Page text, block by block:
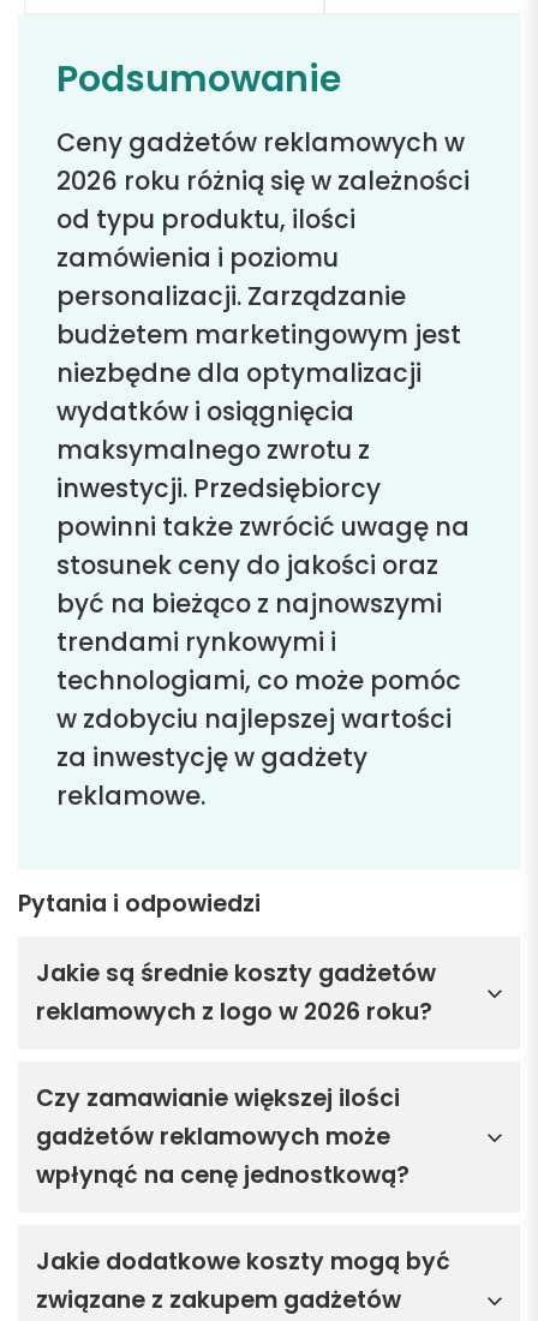
Podsumowanie
Ceny gadżetów reklamowych w
2026 roku różnią się w zależności
od typu produktu, ilości
zamówienia i poziomu
personalizacji. Zarządzanie
budżetem marketingowym jest
niezbędne dla optymalizacji
wydatków i osiągnięcia
maksymalnego zwrotu z
inwestycji. Przedsiębiorcy
powinni także zwrócić uwagę na
stosunek ceny do jakości oraz
być na bieżąco z najnowszymi
trendami rynkowymi i
technologiami, co może pomóc
w zdobyciu najlepszej wartości
za inwestycję w gadżety
reklamowe.
Pytania i odpowiedzi
Jakie są średnie koszty gadżetów
reklamowych z logo w 2026 roku?
Czy zamawianie większej ilości
gadżetów reklamowych może
wpłynąć na cenę jednostkową?
Jakie dodatkowe koszty mogą być
związane z zakupem gadżetów